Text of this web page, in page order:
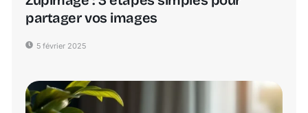
partager vos images
5 février 2025